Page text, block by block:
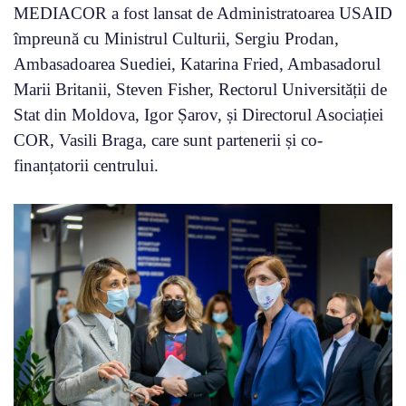
MEDIACOR a fost lansat de Administratoarea USAID
împreună cu Ministrul Culturii, Sergiu Prodan,
Ambasadoarea Suediei, Katarina Fried, Ambasadorul
Marii Britanii, Steven Fisher, Rectorul Universității de
Stat din Moldova, Igor Șarov, și Directorul Asociației
COR, Vasili Braga, care sunt partenerii și co-
finanțatorii centrului.